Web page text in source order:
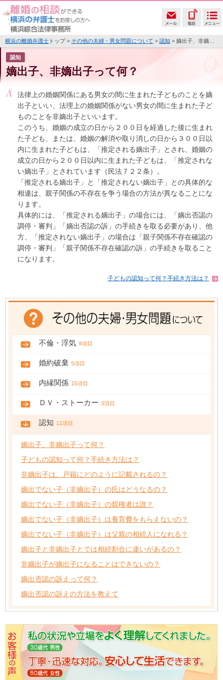
横浜の離婚弁護士 トップ > その他の夫婦・男女問題について > 認知 > 嫡出子、非嫡出子って何？
認知
嫡出子、非嫡出子って何？
法律上の婚姻関係にある男女の間に生まれた子どものことを嫡
出子といい、法理上の婚姻関係がない男女の間に生まれた子ど
ものことを非嫡出子といいます。
このうち、婚姻の成立の日から２００日を経過した後に生まれ
た子ども、または、婚姻の解消や取り消しの日から３００日以
内に生まれた子どもは、「推定される嫡出子」とされ、婚姻の
成立の日から２００日以内に生まれた子どもは、「推定されな
い嫡出子」とされています（民法７２２条）。
「推定される嫡出子」と「推定されない嫡出子」との具体的な
相違は、親子関係の不存在を争う場合の方法が異なることにな
ります。
具体的には、「推定される嫡出子」の場合には、「嫡出否認の
調停・審判」「嫡出否認の訴」の手続きを取る必要があり、他
方、「推定されない嫡出子」の場合は「親子関係不存在確認の
調停・審判」「親子関係不存在確認の訴」の手続きを取ること
になります。
子どもの認知って何？手続き方法は？
不倫・浮気 9項目
婚約破棄 5項目
内縁関係 15項目
ＤＶ・ストーカー 3項目
認知 11項目
嫡出子、非嫡出子って何？
子どもの認知って何？手続き方法は？
非嫡出子は、戸籍にどのように記載されるの？
嫡出でない子（非嫡出子）の氏はどうなるの？
嫡出でない子（非嫡出子）の親権者は誰？
嫡出でない子（非嫡出子）は養育費をもらえないの？
嫡出でない子（非嫡出子）は父親の相続人になれる？
嫡出子と非嫡出子とでは相続割合に違いがあるの？
非嫡出子が嫡出子になることはできないの？
嫡出否認の訴えって何？
嫡出否認の訴えの方法を教えて